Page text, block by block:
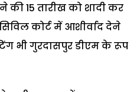
15 तारीख को शादी कर
कोर्ट में आशीर्वाद देने
भी गुरदासपुर डीएम के रूप